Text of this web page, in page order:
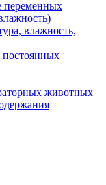
переменных
влажность,
животных